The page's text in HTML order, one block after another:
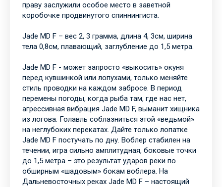
праву заслужили особое место в заветной
коробочке продвинутого спиннингиста.
Jade MD F – вес 2, 3 грамма, длина 4, 3см, ширина
тела 0,8см, плавающий, заглубление до 1,5 метра.
Jade MD F - может запросто «выкосить» окуня
перед кувшинкой или лопухами, только меняйте
стиль проводки на каждом забросе. В период
перемены погоды, когда рыба там, где нас нет,
агрессивная вибрация Jade MD F, выманит хищника
из логова. Голавль соблазниться этой «ведьмой»
на неглубоких перекатах. Дайте только лопатке
Jade MD F постучать по дну. Воблер стабилен на
течении, игра сильно амплитудная, боковые точки
до 1,5 метра – это результат ударов реки по
обширным «шадовым» бокам воблера. На
Дальневосточных реках Jade MD F – настоящий